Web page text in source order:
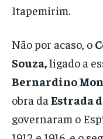
Itapemirim.
Não por acaso, o
Souza,ligado a
Bernardino
obra da Estrada
governaram o